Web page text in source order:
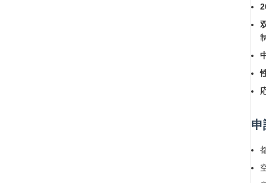
申